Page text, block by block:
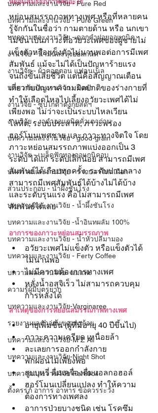
บทความและงานวิจัย - Pure Red
บทความและงานวิจัย - Pure Green
บทความและงานวิจัย - ดอกคำฝอยออแกนิค
งานวิจัย - น้ำมันละหุ่งออแกนิค
งานวิจัย - ผ้าคอตตอน แฟลนเนล
บทความและงานวิจัย - ขิงดำ
งานวิจัย - ซุปไก่ดำตังกุยสดฯ
งานวิจัย - งาดำออแกนิคคั่วเตาถ่าน
บทความและงานวิจัย - good-grain
งานวิจัย - เมล็ดฟักทองออแกนิคอบ
บทความและงานวิจัย - รากปลาไหลเผือก
ส่วนประกอบ - น้ำผึ้งชันโรง
บทความและงานวิจัย - น้ำผึ้งชันโรง
บทความและงานวิจัย -น้ำอินทผลัม 100%
บทความและงานวิจัย - น้ำหัวปลีมามอง
บทความและงานวิจัย - Ferty Coffee
บความและงานวิจัย- นมแพะ
ความรู้ผู้มีบุตรยาก
บทความและงานวิจัย-Varginaree
รายงานผลตัวอ่อนของครูก้อย
บทความและงานวิจัย-M Z All
บทความและงานวิจัย-Night Shot
บทความและงานวิจัย-Ferti9oil
ตั้งครรภ์ อาการ อาหาร ข้อควรระวัง
หย่อนสมรรถภาพทางเพศ หรือที่หลายคน
รู้จักกันในชื่อว่า กามตายด้าน หรือ นกเขา
ไม่ขัน เป็นภาวะที่อวัยวะเพศของผู้ชายไม่
แข็งตัวหรือแข็งตัวไม่นานพอต่อการมีเพศ
สัมพันธ์ แม้จะไม่ได้เป็นปัญหาร้ายแรง
จนถึงขั้นเสียชีวิต แต่นี่คือสัญญาณเตือน
เกี่ยวกับปัญหาความผิดปกติของร่างกายที่
ทำให้เลือดไหลไปเลี้ยงอวัยวะเพศได้ไม่
เพียงพอ ไม่ว่าจะเป็นระบบไหลเวียน
โลหิต, ระบบประสาท, ภาวะพร่อง
ฮอร์โมนเพศชาย และภาวะทางจิตใจ โดย
ภาวะหย่อนสมรรถภาพแบ่งออกเป็น 3
ระดับ ได้แก่ ระดับเล็กน้อย สามารถมีเพศ
สัมพันธ์ได้เกือบทุกครั้ง, ระดับปานกลาง
สามารถมีเพศสัมพันธ์ได้บ้างไม่ได้บ้าง
และระดับรุนแรง คือไม่สามารถมีเพศ
สัมพันธ์ได้เลย
อาการของภาวะหย่อนสมรรถภาพ
อวัยวะเพศไม่แข็งตัว หรือแข็งตัวได้
ไม่นานพอ
ไม่มีความต้องการทางเพศ
หลั่งน้ำอสุจิเร็ว ไม่สามารถควบคุม
การหลั่งได้
สาเหตุของการหย่อนสมรรถภาพทางเพศ
อายุเพิ่มขึ้น (ผู้ที่มีอายุ 40 ปีขึ้นไป)
ภาวะความเครียด เหนื่อยล้า
ละเลยการออกกำลังกาย
พักผ่อนไม่เพียงพอ
สูบบุหรี่ ดื่มเครื่องดื่มแอลกอฮอล์
ฮอร์โมนเปลี่ยนแปลง ทำให้ความ
ต้องการทางเพศลง
อาการป่วยบางชนิด เช่น โรคซึม